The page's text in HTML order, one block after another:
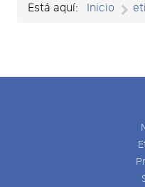
Está aquí: Inicio